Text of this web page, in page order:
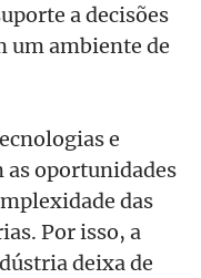
a decisões
um ambiente de
e
oportunidades
das
Por isso, a
deixa de